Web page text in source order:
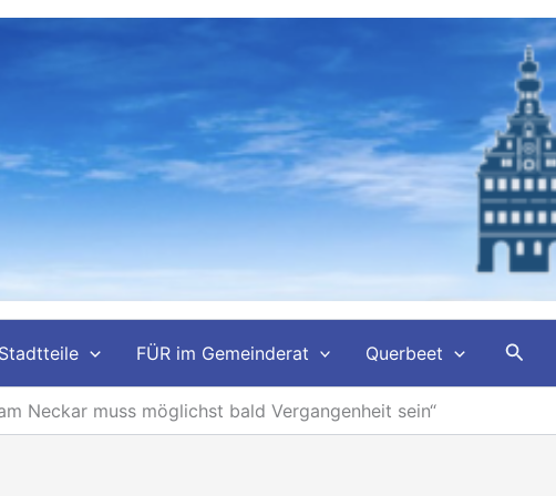
Stadtteile FÜR im Gemeinderat Querbeet
Neckar muss möglichst bald Vergangenheit sein“